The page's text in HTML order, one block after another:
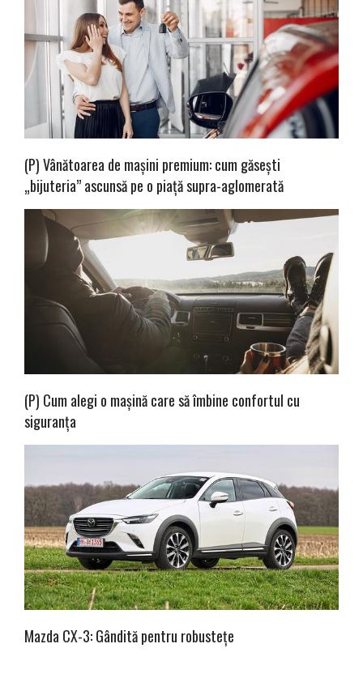
(P) Vânătoarea de mașini premium: cum găsești
„bijuteria” ascunsă pe o piață supra-aglomerată
(P) Cum alegi o mașină care să îmbine confortul cu
siguranța
Mazda CX-3: Gândită pentru robustețe